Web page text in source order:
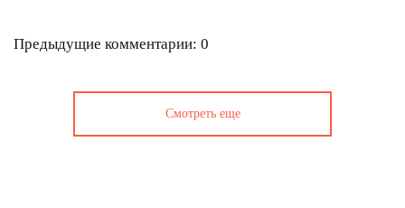
Предыдущие комментарии: 0
Смотреть еще